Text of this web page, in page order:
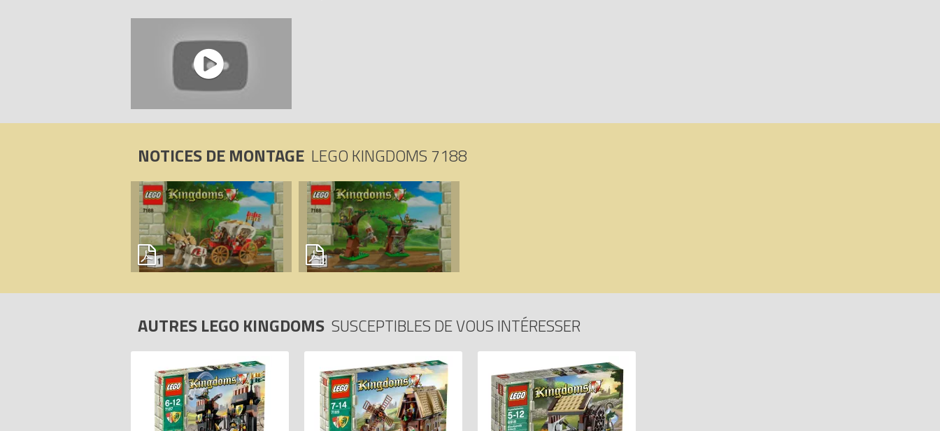
NOTICES DE MONTAGE LEGO KINGDOMS 7188
AUTRES LEGO KINGDOMS SUSCEPTIBLES DE VOUS INTÉRESSER